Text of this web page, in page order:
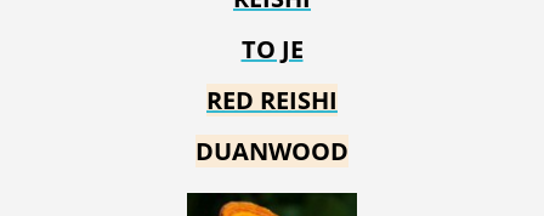
TO JE
RED REISHI
DUANWOOD